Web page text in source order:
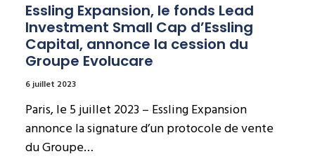
Essling Expansion, le fonds Lead
Investment Small Cap d’Essling
Capital, annonce la cession du
Groupe Evolucare
6 juillet 2023
Paris, le 5 juillet 2023 – Essling Expansion
annonce la signature d’un protocole de vente
du Groupe…